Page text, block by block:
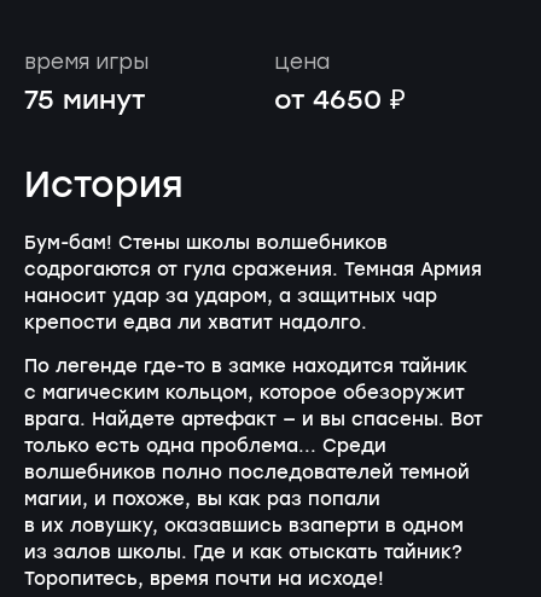
время игры
75 минут
цена
от 4650 ₽
История
Бум-бам! Стены школы волшебников
содрогаются от гула сражения. Темная Армия
наносит удар за ударом, а защитных чар
крепости едва ли хватит надолго.
По легенде где-то в замке находится тайник
с магическим кольцом, которое обезоружит
врага. Найдете артефакт — и вы спасены. Вот
только есть одна проблема... Среди
волшебников полно последователей темной
магии, и похоже, вы как раз попали
в их ловушку, оказавшись взаперти в одном
из залов школы. Где и как отыскать тайник?
Торопитесь, время почти на исходе!